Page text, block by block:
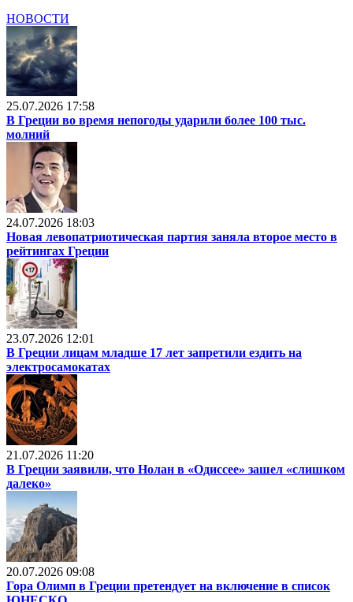
НОВОСТИ
25.07.2026 17:58
В Греции во время непогоды ударили более 100 тыс.
молний
24.07.2026 18:03
Новая левопатриотическая партия заняла второе место в
рейтингах Греции
23.07.2026 12:01
В Греции лицам младше 17 лет запретили ездить на
электросамокатах
21.07.2026 11:20
В Греции заявили, что Нолан в «Одиссее» зашел «слишком
далеко»
20.07.2026 09:08
Гора Олимп в Греции претендует на включение в список